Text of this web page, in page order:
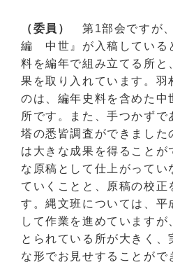
（委員） 第1部会ですが
編 中世』が入稿している
料を編年で組み立てる所と
果を取り入れています。羽
のは、編年史料を含めた中
所です。また、手つかずで
塔の悉皆調査ができました
は大きな成果を得ることが
な原稿として仕上がってい
ていくことと、原稿の校正
す。縄文班については、平
して作業を進めています
とられている所が大きく、
な形でお見せすることがで